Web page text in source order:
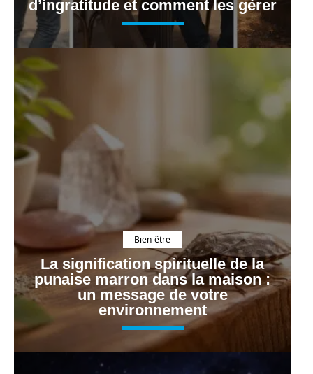
d’ingratitude et comment les gérer
Bien-être
La signification spirituelle de la
punaise marron dans la maison :
un message de votre
environnement